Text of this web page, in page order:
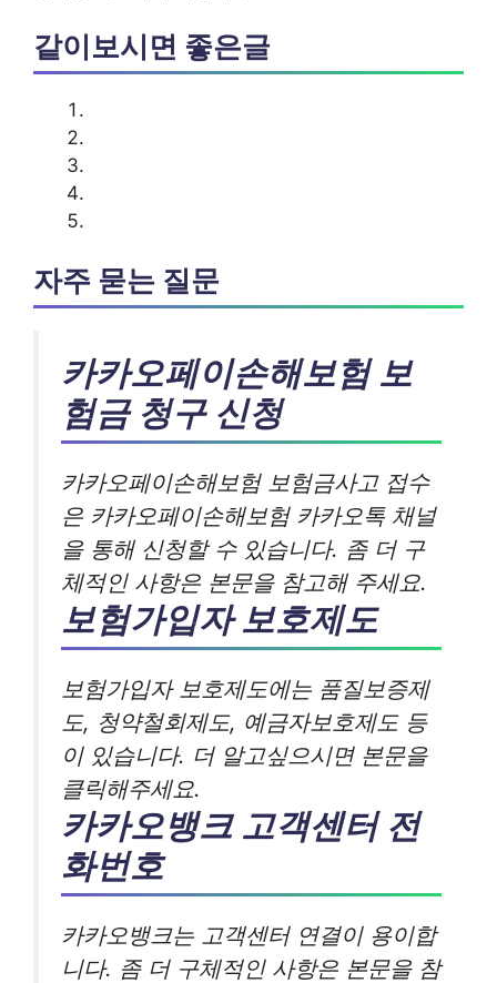
같이보시면 좋은글
자주 묻는 질문
카카오페이손해보험 보
험금 청구 신청
카카오페이손해보험 보험금사고 접수
은 카카오페이손해보험 카카오톡 채널
을 통해 신청할 수 있습니다. 좀 더 구
체적인 사항은 본문을 참고해 주세요.
보험가입자 보호제도
보험가입자 보호제도에는 품질보증제
도, 청약철회제도, 예금자보호제도 등
이 있습니다. 더 알고싶으시면 본문을
클릭해주세요.
카카오뱅크 고객센터 전
화번호
카카오뱅크는 고객센터 연결이 용이합
니다. 좀 더 구체적인 사항은 본문을 참